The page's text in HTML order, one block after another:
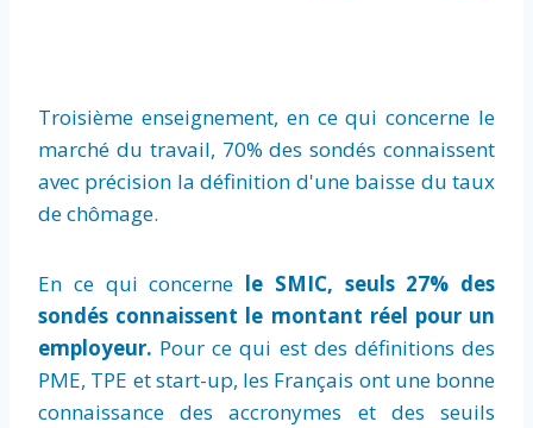
Troisième enseignement, en ce qui concerne le
marché du travail, 70% des sondés connaissent
avec précision la définition d'une baisse du taux
de chômage.
En ce qui concerne le SMIC, seuls 27% des
sondés connaissent le montant réel pour un
employeur. Pour ce qui est des définitions des
PME, TPE et start-up, les Français ont une bonne
connaissance des accronymes et des seuils